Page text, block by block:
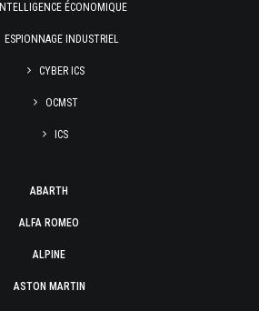
INTELLIGENCE ÉCONOMIQUE
ESPIONNAGE INDUSTRIEL
CYBER ICS
OCMST
ICS
ABARTH
ALFA ROMEO
ALPINE
ASTON MARTIN